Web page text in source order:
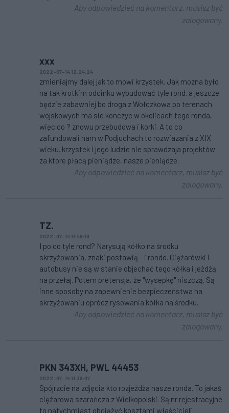
Aby odpowiedzieć na komentarz, musisz być
zalogowany.
xxx
2022-07-14 12:24:24
zmieniajmy dalej jak to mowi krzystek. Jak mozna było
na tak krotkim odcinku wybudować tyle rond. a jeszcze
będzie zabawniej bo droga z Wołczkowa po terenach
wojskowych ma sie konczyc w okolicach tego ronda,
więc co ? znowu przebudowa i korki. A to co
zafundowali nam w Podjuchach to rozwiazania z XIX
wieku. krzystek i jego ludzie nie sprawdzaja projektów
za ktore płacą pieniądze, nasze pieniądze.
Aby odpowiedzieć na komentarz, musisz być
zalogowany.
TZ.
2022-07-14 11:49:10
I po co tyle rond? Narysują kółko na środku
skrzyżowania, znaki postawią - i rondo. Ciężarówki i
autobusy nie są w stanie objechać tego kółka i jeżdżą
na przełaj. Potem pretensja, że "wysepkę" niszczą. Są
inne sposoby na zapewnienie bezpieczeństwa na
skrzyżowaniu oprócz rysowania kółka na środku.
Aby odpowiedzieć na komentarz, musisz być
zalogowany.
PKN 343XH, PWL 44453
2022-07-14 11:39:07
Spójrzcie na zdjęcia kto rozjeżdża nasze ronda. To jakaś
ciężarowa szarańcza z Wielkopolski. Są nr rejestracyjne
to natychmiast obciążyć kosztami właścicieli.